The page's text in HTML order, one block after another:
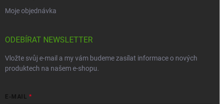
Moje objednávka
ODEBÍRAT NEWSLETTER
Vložte svůj e-mail a my vám budeme zasílat informace o nových
produktech na našem e-shopu.
E-MAIL